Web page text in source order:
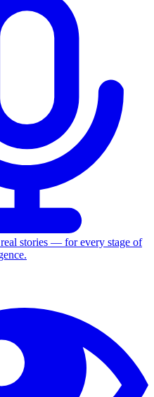
stories — for every stage of